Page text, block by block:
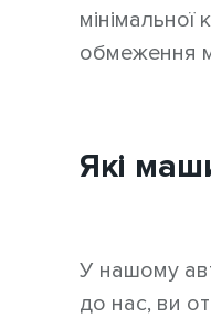
обмеження
Які
У нашому
до нас, ви